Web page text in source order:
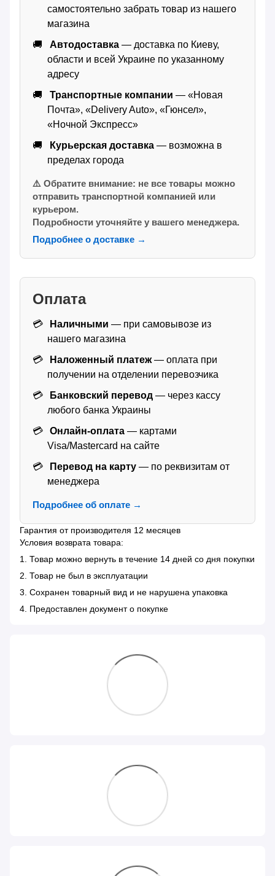
самостоятельно забрать товар из нашего
магазина
Автодоставка — доставка по Киеву,
области и всей Украине по указанному
адресу
Транспортные компании — «Новая
Почта», «Delivery Auto», «Гюнсел»,
«Ночной Экспресс»
Курьерская доставка — возможна в
пределах города
⚠️ Обратите внимание: не все товары можно
отправить транспортной компанией или
курьером.
Подробности уточняйте у вашего менеджера.
Подробнее о доставке →
Оплата
Наличными — при самовывозе из
нашего магазина
Наложенный платеж— оплата при
получении на отделении перевозчика
Банковский перевод — через кассу
любого банка Украины
Онлайн-оплата — картами
Visa/Mastercard на сайте
Перевод на карту — по реквизитам от
менеджера
Подробнее об оплате →
Гарантия от производителя 12 месяцев
Условия возврата товара:
1. Товар можно вернуть в течение 14 дней со дня покупки
2. Товар не был в эксплуатации
3. Сохранен товарный вид и не нарушена упаковка
4. Предоставлен документ о покупке